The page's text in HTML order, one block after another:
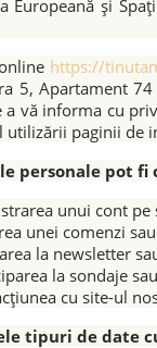
Europeană și
https://
5, Apartament
vă informa cu
utilizării paginii de
personale pot
unui cont pe
unei comenzi
la newsletter
la sondaje
cu site-ul
tipuri de date